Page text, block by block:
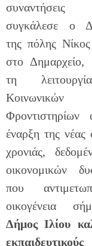
συγκάλεσε ο
της πόλης
στο
τη
Κοινωνικών
έναρξη της νέας
χρονιάς,
οικονομικών
που
οικογένεια
Δήμος Ιλίου